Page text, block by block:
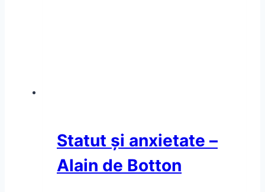
Statut și anxietate –
Alain de Botton